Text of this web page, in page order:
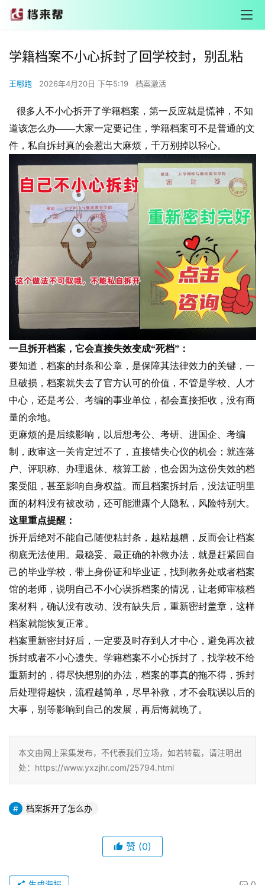
学籍档案不小心拆封了回学校封，别乱粘
王哪跑 2026年4月20日 下午5:19 档案激活
很多人不小心拆开了学籍档案，第一反应就是慌神，不知
道该怎么办——大家一定要记住，学籍档案可不是普通的文
件，私自拆封真的会惹出大麻烦，千万别掉以轻心。
一旦拆开档案，它会直接失效变成“死档”：
要知道，档案的封条和公章，是保障其法律效力的关键，一
旦破损，档案就失去了官方认可的价值，不管是学校、人才
中心，还是考公、考编的事业单位，都会直接拒收，没有商
量的余地。
更麻烦的是后续影响，以后想考公、考研、进国企、考编
制，政审这一关肯定过不了，直接错失心仪的机会；就连落
户、评职称、办理退休、核算工龄，也会因为这份失效的档
案受阻，甚至影响自身权益。而且档案拆封后，没法证明里
面的材料没有被改动，还可能泄露个人隐私，风险特别大。
这里重点提醒：
拆开后绝对不能自己随便粘封条，越粘越糟，反而会让档案
彻底无法使用。最稳妥、最正确的补救办法，就是赶紧回自
己的毕业学校，带上身份证和毕业证，找到教务处或者档案
馆的老师，说明自己不小心误拆档案的情况，让老师审核档
案材料，确认没有改动、没有缺失后，重新密封盖章，这样
档案就能恢复正常。
档案重新密封好后，一定要及时存到人才中心，避免再次被
拆封或者不小心遗失。学籍档案不小心拆封了，找学校不给
重新封的，得尽快想别的办法，档案的事真的拖不得，拆封
后处理得越快，流程越简单，尽早补救，才不会耽误以后的
大事，别等影响到自己的发展，再后悔就晚了。
本文由网上采集发布，不代表我们立场，如若转载，请注明出
处：https://www.yxzjhr.com/25794.html
档案拆开了怎么办
赞 (0)